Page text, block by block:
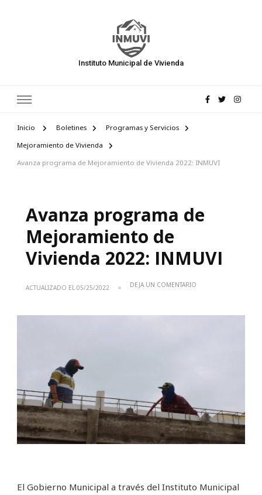
Instituto Municipal de Vivienda
Inicio Boletines
Programas y Servicios
Mejoramiento de Vivienda
Avanza programa de Mejoramiento de Vivienda 2022: INMUVI
Avanza programa de
Mejoramiento de
Vivienda 2022: INMUVI
ACTUALIZADO EL 05/25/2022 DEJA UN COMENTARIO
MEJORAMIENTO
El Gobierno Municipal a través del Instituto Municipal